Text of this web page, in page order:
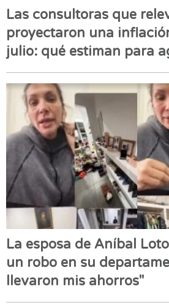
Las consultoras que
proyectaron una
julio: qué estiman para
La esposa de Aníbal
un robo en su
llevaron mis ahorros"